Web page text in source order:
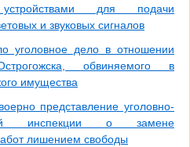
для подачи
и звуковых сигналов
уголовное дело в отношении
обвиняемого в
имущества
представление уголовно-
инспекции о замене
лишением свободы